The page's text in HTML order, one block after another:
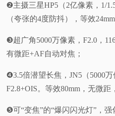
❷主摄三星HP5（2亿像素，1/
（夸张的4度防抖），等效
❸超广角5000万像素，F2.0，
有微距+AF自动对焦；
❹3.5倍潜望长焦，JN5（5000万
F2.8+OIS。等效80mm，无微距
❺可“变焦”的“爆闪闪光灯”，